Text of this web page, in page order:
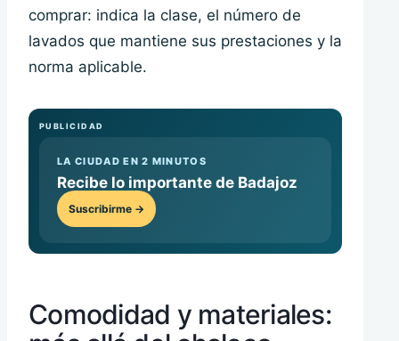
comprar: indica la clase, el número de
lavados que mantiene sus prestaciones y la
norma aplicable.
PUBLICIDAD
LA CIUDAD EN 2 MINUTOS
Recibe lo importante de Badajoz
Suscribirme →
Comodidad y materiales: